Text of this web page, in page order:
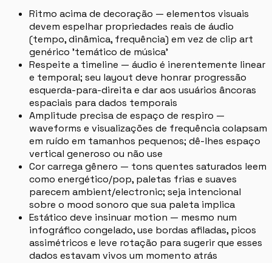
Ritmo acima de decoração — elementos visuais
devem espelhar propriedades reais de áudio
(tempo, dinâmica, frequência) em vez de clip art
genérico 'temático de música'
Respeite a timeline — áudio é inerentemente linear
e temporal; seu layout deve honrar progressão
esquerda-para-direita e dar aos usuários âncoras
espaciais para dados temporais
Amplitude precisa de espaço de respiro —
waveforms e visualizações de frequência colapsam
em ruído em tamanhos pequenos; dê-lhes espaço
vertical generoso ou não use
Cor carrega gênero — tons quentes saturados leem
como energético/pop, paletas frias e suaves
parecem ambient/electronic; seja intencional
sobre o mood sonoro que sua paleta implica
Estático deve insinuar motion — mesmo num
infográfico congelado, use bordas afiladas, picos
assimétricos e leve rotação para sugerir que esses
dados estavam vivos um momento atrás